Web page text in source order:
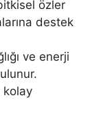
özler
destek
ve enerji
kolay